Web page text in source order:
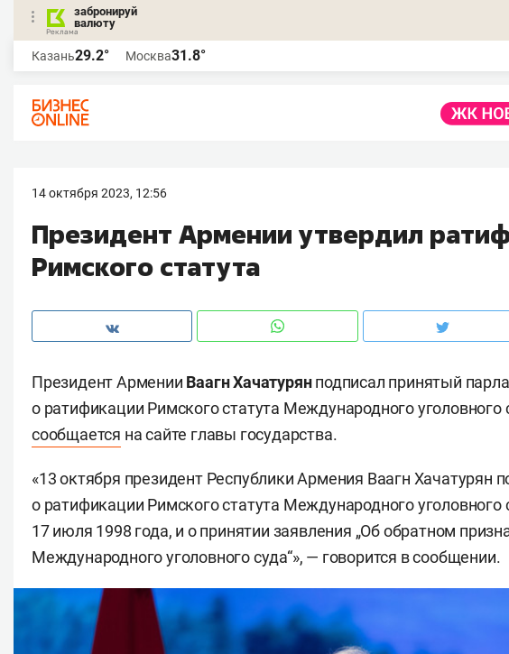
забронируй
валюту
Казань29.2° Москва31.8°
14 октября 2023, 12:56
Президент Армении утвердил
Римского статута
Президент Армении Ваагн Хачатурянподписал принятый
о ратификации Римского статута Международного
сообщается на сайте главы государства.
«13 октября президент Республики Армения Ваагн Хачатурян
о ратификации Римского статута Международного уголовного
17 июля 1998 года, и о принятии заявления „Об обратном
Международного уголовного суда“», — говорится в сообщении.